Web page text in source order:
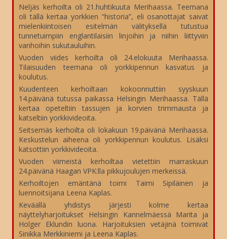
Neljäs kerhoilta oli 21.huhtikuuta Merihaassa. Teemana
oli tällä kertaa yorkkien ”historia”, eli osanottajat saivat
mielenkiintoisen esitelmän välityksellä tutustua
tunnetuimpiin englantilaisiin linjoihin ja niihin liittyviin
vanhoihin sukutauluihin.
Vuoden viides kerhoilta oli 24.elokuuta Merihaassa.
Tilaisuuden teemana oli yorkkipennun kasvatus ja
koulutus.
Kuudenteen kerhoiltaan kokoonnuttiin syyskuun
14.päivänä tutussa paikassa Helsingin Merihaassa. Tällä
kertaa opeteltiin tassujen ja korvien trimmausta ja
katseltiin yorkkivideoita.
Seitsemäs kerhoilta oli lokakuun 19.päivänä Merihaassa.
Keskustelun aiheena oli yorkkipennun koulutus. Lisäksi
katsottiin yorkkivideoita.
Vuoden viimeistä kerhoiltaa vietettiin marraskuun
24.päivänä Haagan VPK:lla pikkujoulujen merkeissä.
Kerhoiltojen emäntänä toimi Taimi Sipiläinen ja
luennoitsijana Leena Kaplas.
Keväällä yhdistys järjesti kolme kertaa
näyttelyharjoitukset Helsingin Kannelmäessä Marita ja
Holger Eklundin luona. Harjoituksien vetäjinä toimivat
Sinikka Merkkiniemi ja Leena Kaplas.